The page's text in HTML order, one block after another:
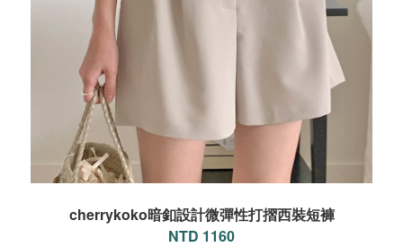
cherrykoko暗釦設計微彈性打摺西裝短褲
NTD 1160